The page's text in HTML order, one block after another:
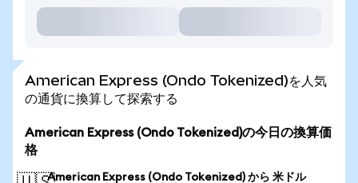
American Express (Ondo Tokenized)を人気
の通貨に換算して探索する
American Express (Ondo Tokenized)の今日の換算価
格
American Express (Ondo Tokenized) から 米ドル